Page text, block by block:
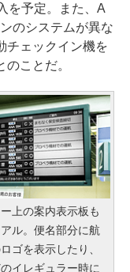
を予定。また、A
のシステムが異な
チェックイン機を
ことだ。
上の案内表示板も
ル。便名部分に航
ゴを表示したり、
イレギュラー時に